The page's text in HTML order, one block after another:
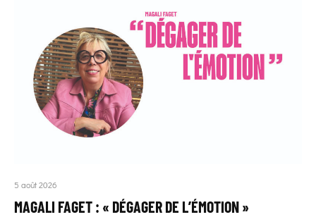
5 août 2026
MAGALI FAGET : « DÉGAGER DE L’ÉMOTION »